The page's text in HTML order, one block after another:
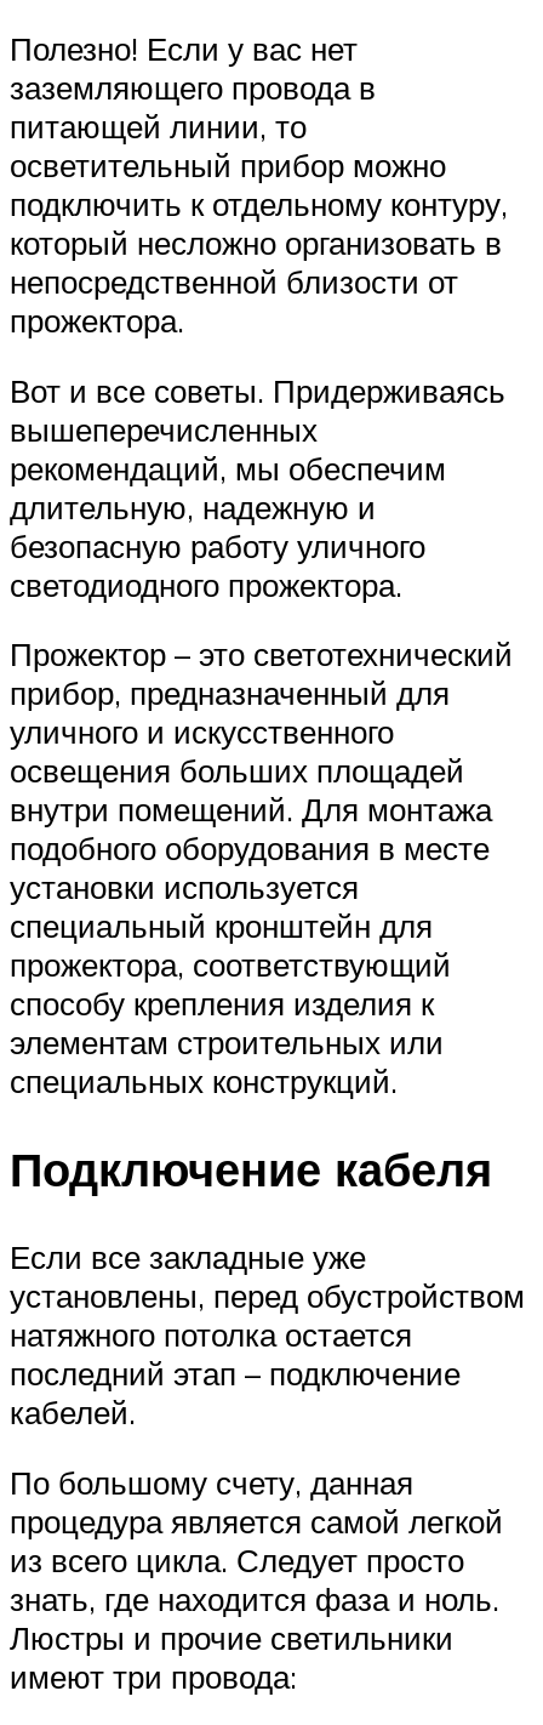
Полезно! Если у вас нет
заземляющего провода в
питающей линии, то
осветительный прибор можно
подключить к отдельному контуру,
который несложно организовать в
непосредственной близости от
прожектора.
Вот и все советы. Придерживаясь
вышеперечисленных
рекомендаций, мы обеспечим
длительную, надежную и
безопасную работу уличного
светодиодного прожектора.
Прожектор – это светотехнический
прибор, предназначенный для
уличного и искусственного
освещения больших площадей
внутри помещений. Для монтажа
подобного оборудования в месте
установки используется
специальный кронштейн для
прожектора, соответствующий
способу крепления изделия к
элементам строительных или
специальных конструкций.
Подключение кабеля
Если все закладные уже
установлены, перед обустройством
натяжного потолка остается
последний этап – подключение
кабелей.
По большому счету, данная
процедура является самой легкой
из всего цикла. Следует просто
знать, где находится фаза и ноль.
Люстры и прочие светильники
имеют три провода: